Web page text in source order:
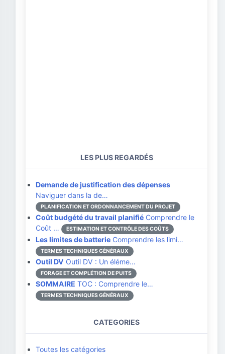
LES PLUS REGARDÉS
Demande de justification des dépenses
Naviguer dans la de…
PLANIFICATION ET ORDONNANCEMENT DU PROJET
Coût budgété du travail planifié Comprendre le
Coût …
ESTIMATION ET CONTRÔLE DES COÛTS
Les limites de batterie Comprendre les limi…
TERMES TECHNIQUES GÉNÉRAUX
Outil DV Outil DV : Un éléme…
FORAGE ET COMPLÉTION DE PUITS
SOMMAIRE TOC : Comprendre le…
TERMES TECHNIQUES GÉNÉRAUX
CATEGORIES
Toutes les catégories